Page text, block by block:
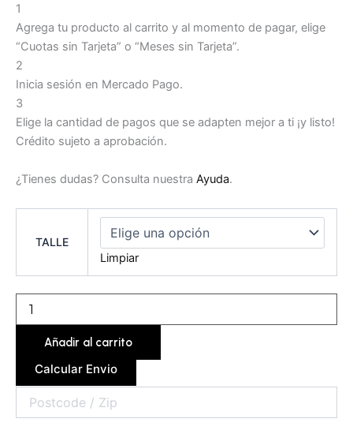
1
Agrega tu producto al carrito y al momento de pagar, elige
“Cuotas sin Tarjeta” o “Meses sin Tarjeta”.
2
Inicia sesión en Mercado Pago.
3
Elige la cantidad de pagos que se adapten mejor a ti ¡y listo!
Crédito sujeto a aprobación.
¿Tienes dudas? Consulta nuestra Ayuda.
TALLE
Limpiar
Añadir al carrito
Calcular Envio